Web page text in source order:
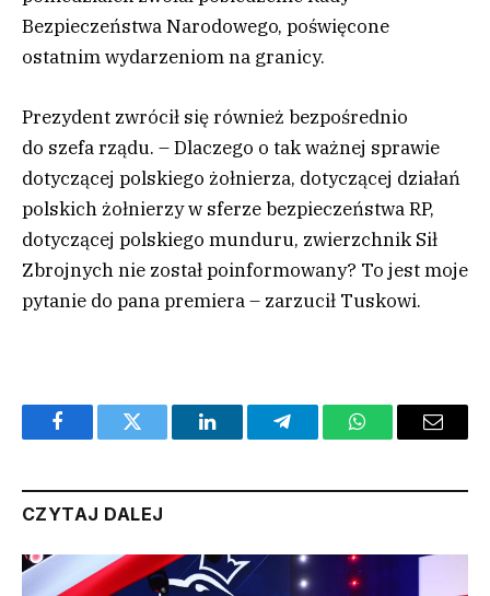
Bezpieczeństwa Narodowego, poświęcone
ostatnim wydarzeniom na granicy.
Prezydent zwrócił się również bezpośrednio
do szefa rządu. – Dlaczego o tak ważnej sprawie
dotyczącej polskiego żołnierza, dotyczącej działań
polskich żołnierzy w sferze bezpieczeństwa RP,
dotyczącej polskiego munduru, zwierzchnik Sił
Zbrojnych nie został poinformowany? To jest moje
pytanie do pana premiera – zarzucił Tuskowi.
FacebookTwitter LinkedInTelegramWhatsAppEmail
CZYTAJ DALEJ